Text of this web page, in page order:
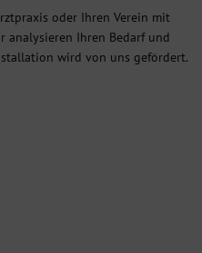
oder Ihren Verein mit
analysieren Ihren Bedarf und
wird von uns gefördert.